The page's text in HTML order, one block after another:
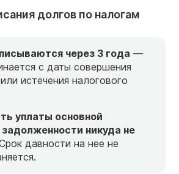
долгов по налогам
через 3 года —
с даты совершения
истечения налогового
уплаты основной
задолженности никуда не
давности на нее не